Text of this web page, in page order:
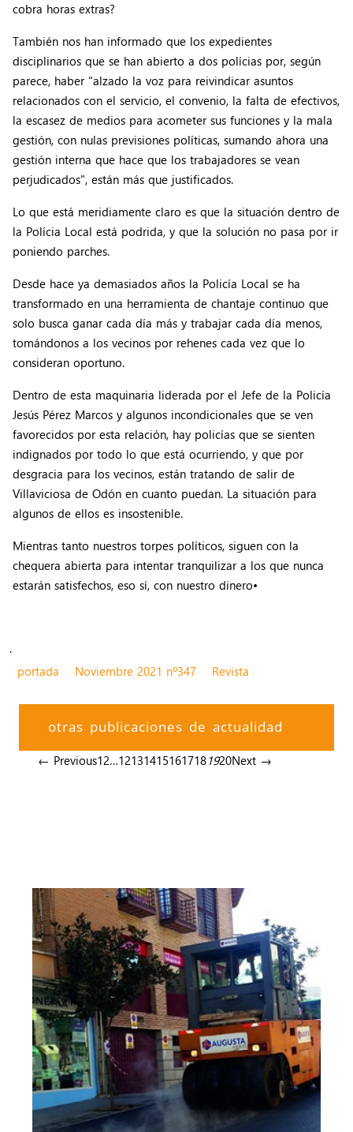
cobra horas extras?
También nos han informado que los expedientes
disciplinarios que se han abierto a dos polícias por, según
parece, haber "alzado la voz para reivindicar asuntos
relacionados con el servicio, el convenio, la falta de efectivos,
la escasez de medios para acometer sus funciones y la mala
gestión, con nulas previsiones políticas, sumando ahora una
gestión interna que hace que los trabajadores se vean
perjudicados", están más que justificados.
Lo que está meridiamente claro es que la situación dentro de
la Polícia Local está podrida, y que la solución no pasa por ir
poniendo parches.
Desde hace ya demasiados años la Policía Local se ha
transformado en una herramienta de chantaje continuo que
solo busca ganar cada día más y trabajar cada día menos,
tomándonos a los vecinos por rehenes cada vez que lo
consideran oportuno.
Dentro de esta maquinaria liderada por el Jefe de la Policía
Jesús Pérez Marcos y algunos incondicionales que se ven
favorecidos por esta relación, hay policías que se sienten
indignados por todo lo que está ocurriendo, y que por
desgracia para los vecinos, están tratando de salir de
Villaviciosa de Odón en cuanto puedan. La situación para
algunos de ellos es insostenible.
Mientras tanto nuestros torpes políticos, siguen con la
chequera abierta para intentar tranquilizar a los que nunca
estarán satisfechos, eso sí, con nuestro dinero•
.
portada
Noviembre 2021 nº347 Revista
otras publicaciones de actualidad
← Previous12…121314151617181920Next →